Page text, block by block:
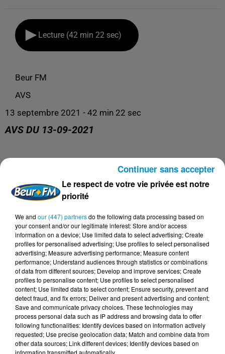
Lecture (42 min 22 sec)
Beur FM
AVS
13 septembre 2021 - 42 min 22 sec
AVS DU 13-09-2021
AVS
DERNIERS PODCASTS
24 juillet 2026
Les Zinformés - 24/07/26
Le respect de votre vie privée est notre
priorité
We and our (447) partnersdo the following data processing based on
your consent and/or our legitimate interest: Store and/or access
information on a device; Use limited data to select advertising; Create
profiles for personalised advertising; Use profiles to select personalised
advertising; Measure advertising performance; Measure content
performance; Understand audiences through statistics or combinations
of data from different sources; Develop and improve services; Create
profiles to personalise content; Use profiles to select personalised
content; Use limited data to select content; Ensure security, prevent and
detect fraud, and fix errors; Deliver and present advertising and content;
Save and communicate privacy choices. These technologies may
process personal data such as IP address and browsing data to offer
following functionalities: Identify devices based on information actively
requested; Use precise geolocation data; Match and combine data from
other data sources; Link different devices; Identify devices based on
information transmitted automatically.
Continuer sans accepter